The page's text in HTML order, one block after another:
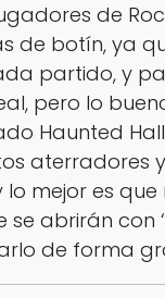
de
de botín, ya
partido, y
pero lo
Haunted
aterradores
lo mejor es
abrirán con
de forma